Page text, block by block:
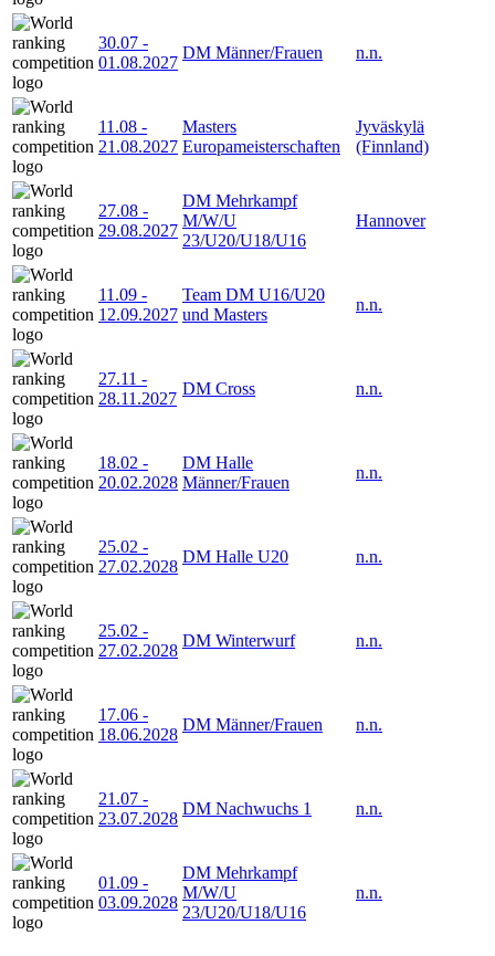
30.07 -
01.08.2027
DM Männer/Frauen n.n.
11.08 -
21.08.2027
Masters
Europameisterschaften
Jyväskylä
(Finnland)
27.08 -
29.08.2027
DM Mehrkampf
M/W/U
23/U20/U18/U16
Hannover
11.09 -
12.09.2027
Team DM U16/U20
und Masters
n.n.
27.11 -
28.11.2027
DM Cross n.n.
18.02 -
20.02.2028
DM Halle
Männer/Frauen
n.n.
25.02 -
27.02.2028
DM Halle U20 n.n.
25.02 -
27.02.2028
DM Winterwurf n.n.
17.06 -
18.06.2028
DM Männer/Frauen n.n.
21.07 -
23.07.2028
DM Nachwuchs 1 n.n.
01.09 -
03.09.2028
DM Mehrkampf
M/W/U
23/U20/U18/U16
n.n.